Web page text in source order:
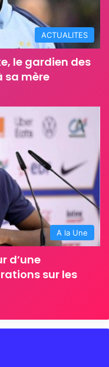
ACTUALITES
le gardien des
sa mère
A la Une
d’une
sur les